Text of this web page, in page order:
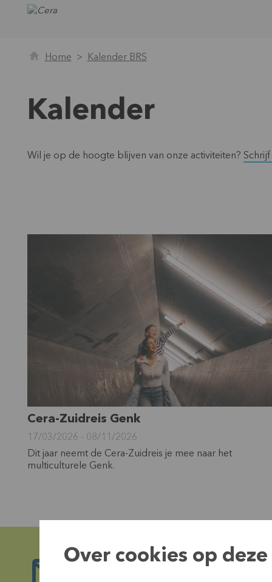
Home Kalender BRS
Kalender
Wil je op de hoogte blijven van onze activiteiten?
Cera-Zuidreis Genk
17/03/2026 - 08/11/2026
Dit jaar neemt de Cera-Zuidreis je mee naar het
multiculturele Genk.
Blijf op de hoogte
Over cookies op